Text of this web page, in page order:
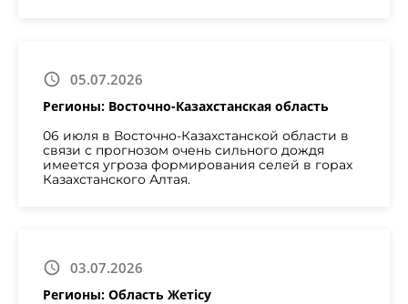
05.07.2026
Регионы: Восточно-Казахстанская область
06 июля в Восточно-Казахстанской области в
связи с прогнозом очень сильного дождя
имеется угроза формирования селей в горах
Казахстанского Алтая.
03.07.2026
Регионы: Область Жетісу